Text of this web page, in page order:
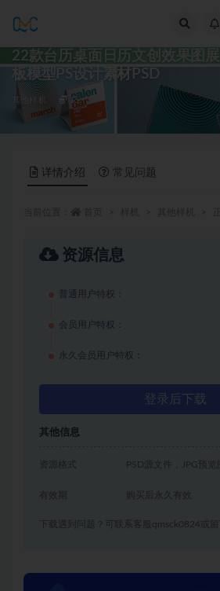
22款台历桌面日历文创效果图
板模型PS设计素材PSD
15
详情介绍 常见问题
资源信息
普通用户特权：
会员用户特权：
永久会员用户特权：
登录后下载
其他信息
资源格式 PSD源文件，JPG预览
有效期 购买后永久有效
下载遇到问题？可联系客服qmsck0824或留